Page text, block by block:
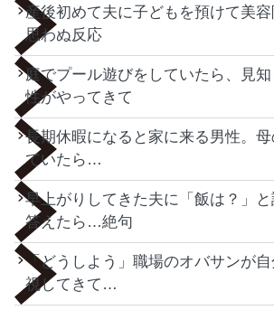
産後初めて夫に子どもを預けて美
思わぬ反応
庭でプール遊びをしていたら、見
性がやってきて
長期休暇になると家に来る男性。
ていたら…
早上がりしてきた夫に「飯は？」
答えたら…絶句
「どうしよう」職場のオバサンが
視してきて…